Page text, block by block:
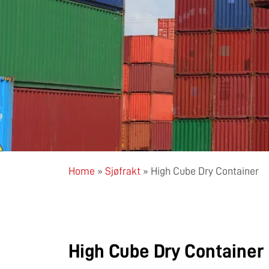
Home » Sjøfrakt » High Cube Dry Container
High Cube Dry Container